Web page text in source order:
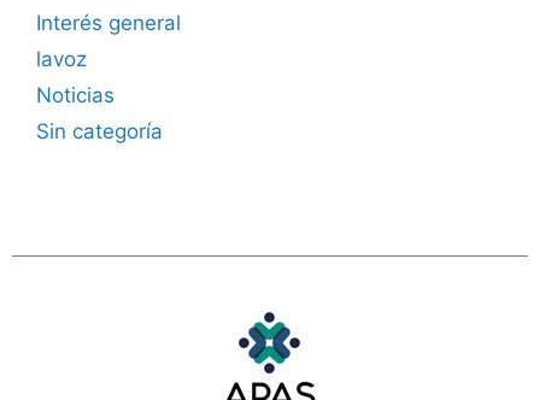
Interés general
lavoz
Noticias
Sin categoría